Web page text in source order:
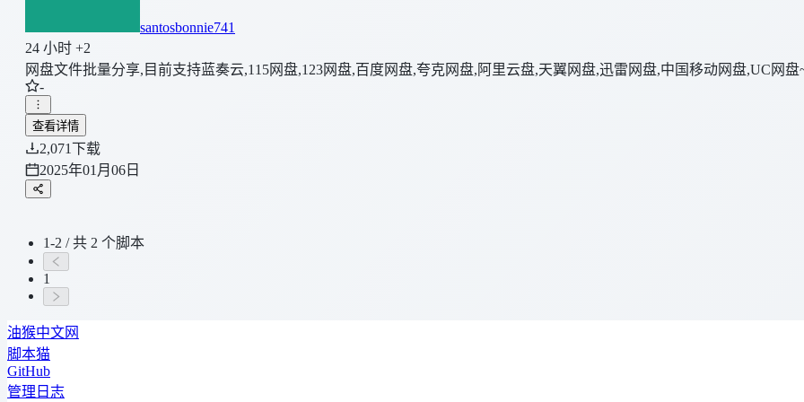
santosbonnie741
24 小时 +2
网盘文件批量分享,目前支持蓝奏云,115网盘,123网盘,百度网盘,夸克网盘,阿里云盘,天翼网盘,迅雷网盘,中国移动网盘,UC网盘
-
查看详情
2,071下载
2025年01月06日
1-2 / 共 2 个脚本
1
油猴中文网
脚本猫
GitHub
管理日志